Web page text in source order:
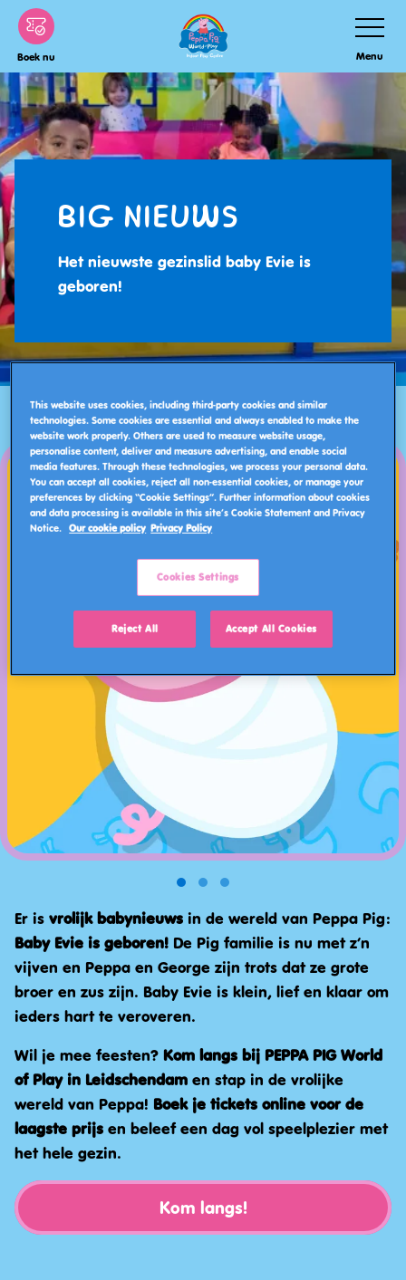
Skip
main
content
Boek nu
Schakel
Navigatie
Menu
BIG NIEUWS
Het nieuwste gezinslid baby Evie is
geboren!
Er is vrolijk babynieuws in de wereld van Peppa Pig:
Baby Evie is geboren! De Pig familie is nu met z’n
vijven en Peppa en George zijn trots dat ze grote
broer en zus zijn. Baby Evie is klein, lief en klaar om
ieders hart te veroveren.
Wil je mee feesten? Kom langs bij PEPPA PIG World
of Play in Leidschendam en stap in de vrolijke
wereld van Peppa! Boek je tickets online voor de
laagste prijs en beleef een dag vol speelplezier met
het hele gezin.
Kom langs!
This website uses cookies, including third-party cookies and similar
technologies. Some cookies are essential and always enabled to make the
website work properly. Others are used to measure website usage,
personalise content, deliver and measure advertising, and enable social
media features. Through these technologies, we process your personal data.
You can accept all cookies, reject all non-essential cookies, or manage your
preferences by clicking “Cookie Settings”. Further information about cookies
and data processing is available in this site’s Cookie Statement and Privacy
Notice. Our cookie policy Privacy Policy
Cookies Settings
Reject All Accept All Cookies